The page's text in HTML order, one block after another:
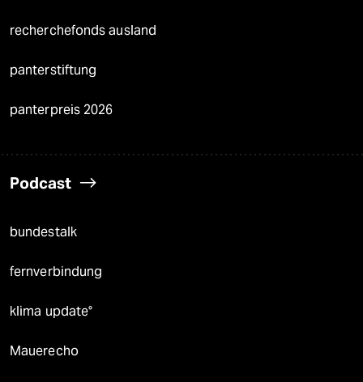
recherchefonds ausland
panterstiftung
panterpreis 2026
Podcast
bundestalk
fernverbindung
klima update°
Mauerecho